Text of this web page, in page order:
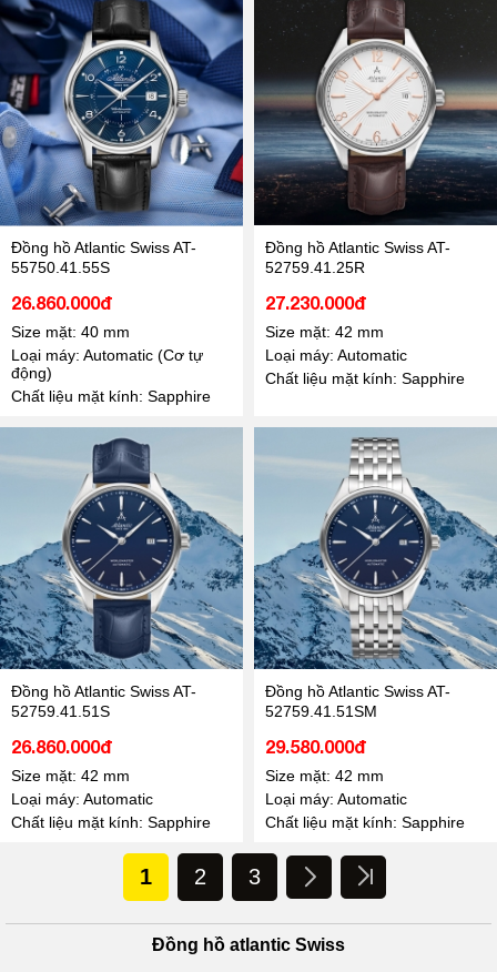
Đồng hồ Atlantic Swiss AT-
55750.41.55S
26.860.000đ
Size mặt: 40 mm
Loại máy: Automatic (Cơ tự
động)
Chất liệu mặt kính: Sapphire
Đồng hồ Atlantic Swiss AT-
52759.41.25R
27.230.000đ
Size mặt: 42 mm
Loại máy: Automatic
Chất liệu mặt kính: Sapphire
Đồng hồ Atlantic Swiss AT-
52759.41.51S
26.860.000đ
Size mặt: 42 mm
Loại máy: Automatic
Chất liệu mặt kính: Sapphire
Đồng hồ Atlantic Swiss AT-
52759.41.51SM
29.580.000đ
Size mặt: 42 mm
Loại máy: Automatic
Chất liệu mặt kính: Sapphire
1 2 3
Đồng hồ atlantic Swiss